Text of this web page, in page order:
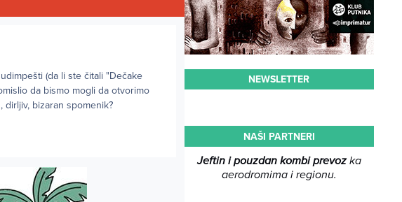
(da li ste čitali "Dečake
da bismo mogli da otvorimo
dirljiv, bizaran spomenik?
NEWSLETTER
NAŠI PARTNERI
Jeftin i pouzdan kombi prevozka
aerodromima i regionu.